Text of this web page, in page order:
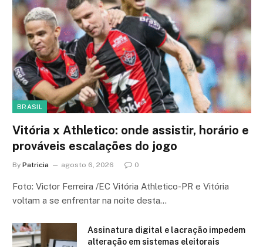
BRASIL
Vitória x Athletico: onde assistir, horário e
prováveis escalações do jogo
By Patricia agosto 6, 2026 0
Foto: Victor Ferreira /EC Vitória Athletico-PR e Vitória
voltam a se enfrentar na noite desta…
Assinatura digital e lacração impedem
alteração em sistemas eleitorais